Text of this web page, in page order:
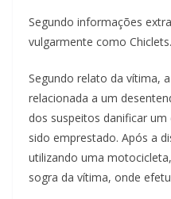
Segundo informações
vulgarmente como Chiclets.
Segundo relato da vítima,
relacionada a um
dos suspeitos danificar
sido emprestado. Após a
utilizando uma
sogra da vítima, onde